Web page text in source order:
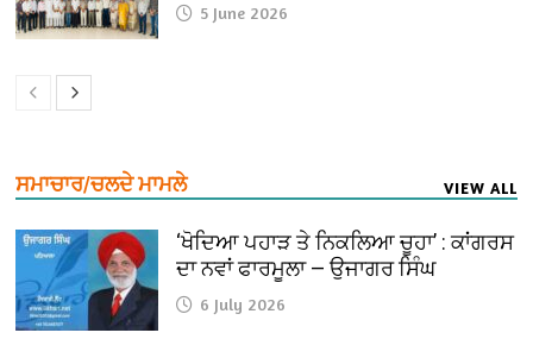
5 June 2026
ਸਮਾਚਾਰ/ਚਲਦੇ ਮਾਮਲੇ VIEW ALL
‘ਖੋਦਿਆ ਪਹਾੜ ਤੇ ਨਿਕਲਿਆ ਚੂਹਾ’ : ਕਾਂਗਰਸ
ਦਾ ਨਵਾਂ ਫਾਰਮੂਲਾ — ਉਜਾਗਰ ਸਿੰਘ
6 July 2026